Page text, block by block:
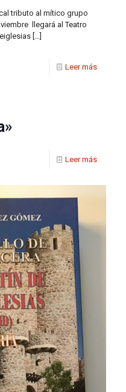
tributo al mítico grupo
llegará al Teatro
Leer más
Leer más